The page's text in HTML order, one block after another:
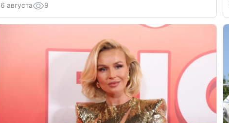
6 августа 9